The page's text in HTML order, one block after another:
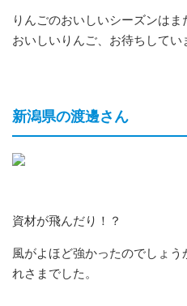
りんごのおいしいシーズンは
おいしいりんご、お待ちしてい
新潟県の渡邊さん
資材が飛んだり！？
風がよほど強かったのでしょ
れさまでした。